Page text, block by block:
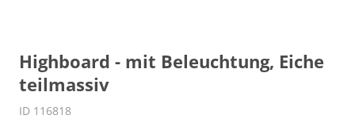
Highboard - mit Beleuchtung, Eiche
teilmassiv
ID 116818